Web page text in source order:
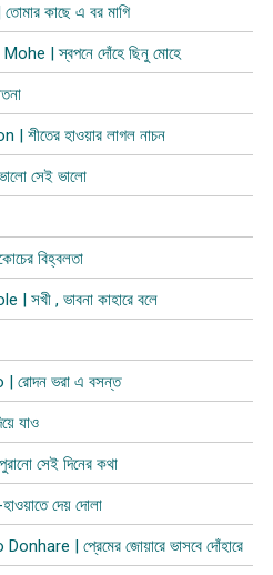
কাছে এ বর মাগি
| স্বপনে দোঁহে ছিনু মোহে
হাওয়ার লাগল নাচন
সেই ভালো
বিহ্বলতা
, ভাবনা কাহারে বলে
ভরা এ বসন্ত
যাও
সেই দিনের কথা
দেয় দোলা
| প্রেমের জোয়ারে ভাসবে দোঁহারে